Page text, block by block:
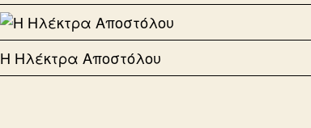
Η Ηλέκτρα Αποστόλου